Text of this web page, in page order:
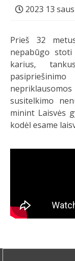
2023 13
Prieš 32
nepabūgo
karius,
susitelkimo
minint Laisvės
kodėl esame